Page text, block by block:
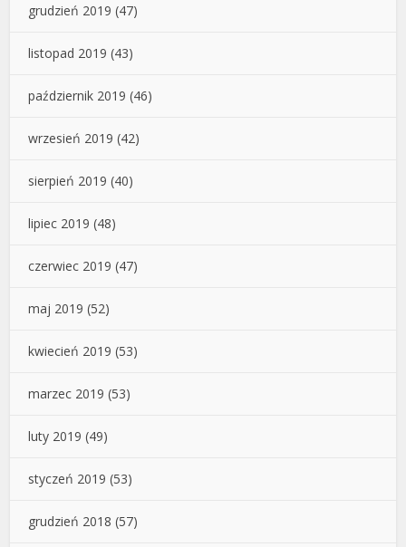
grudzień 2019 (47)
listopad 2019 (43)
październik 2019 (46)
wrzesień 2019 (42)
sierpień 2019 (40)
lipiec 2019 (48)
czerwiec 2019 (47)
maj 2019 (52)
kwiecień 2019 (53)
marzec 2019 (53)
luty 2019 (49)
styczeń 2019 (53)
grudzień 2018 (57)